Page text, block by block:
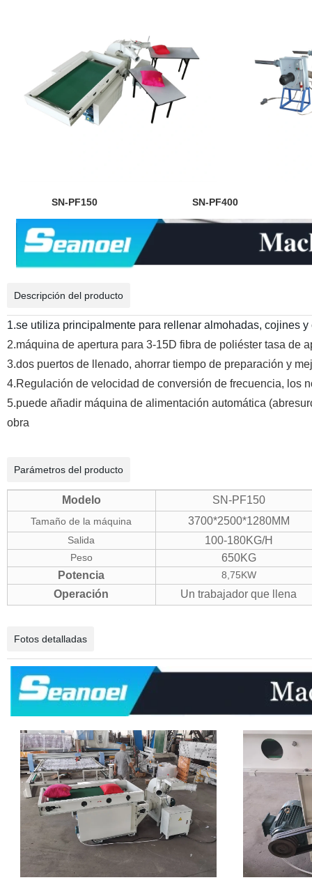
SN-PF150 SN-PF400 SN-
Descripción del producto
1.se utiliza principalmente para rellenar almohadas, cojines
2.máquina de apertura para 3-15D fibra de poliéster tasa de
3.dos puertos de llenado, ahorrar tiempo de preparación y
4.Regulación de velocidad de conversión de frecuencia, los
5.puede añadir máquina de alimentación automática
obra
Parámetros del producto
Modelo SN-PF150
Tamaño de la máquina 3700*2500*1280MM
Salida 100-180KG/H
Peso
650KG
Potencia
8,75KW
Operación Un trabajador que llena
Fotos detalladas